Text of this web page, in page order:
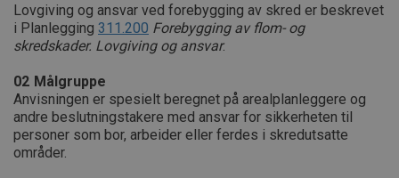
Lovgiving og ansvar ved forebygging av skred er beskrevet
i Planlegging 311.200 Forebygging av flom- og
skredskader. Lovgiving og ansvar.
02 Målgruppe
Anvisningen er spesielt beregnet på arealplanleggere og
andre beslutningstakere med ansvar for sikkerheten til
personer som bor, arbeider eller ferdes i skredutsatte
områder.